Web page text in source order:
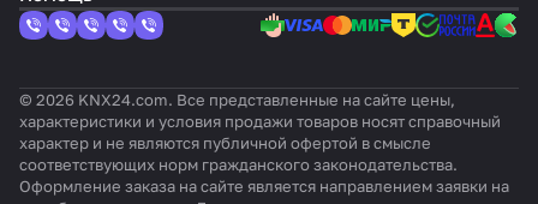
© 2026 KNX24.com. Все представленные на сайте цены,
характеристики и условия продажи товаров носят справочный
характер и не являются публичной офертой в смысле
соответствующих норм гражданского законодательства.
Оформление заказа на сайте является направлением заявки на